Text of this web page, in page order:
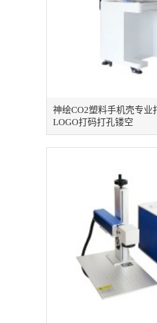
神绘CO2塑料手机壳专业
LOGO打码打孔镂空